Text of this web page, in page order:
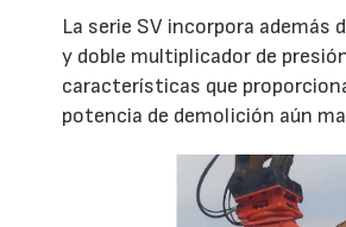
La serie SV incorpora además
y doble multiplicador de
características que
potencia de demolición aún